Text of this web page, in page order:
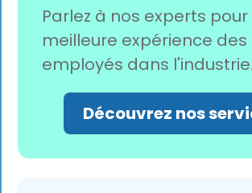
Parlez à nos experts pour
meilleure expérience des
employés dans l'industrie.
Découvrez nos